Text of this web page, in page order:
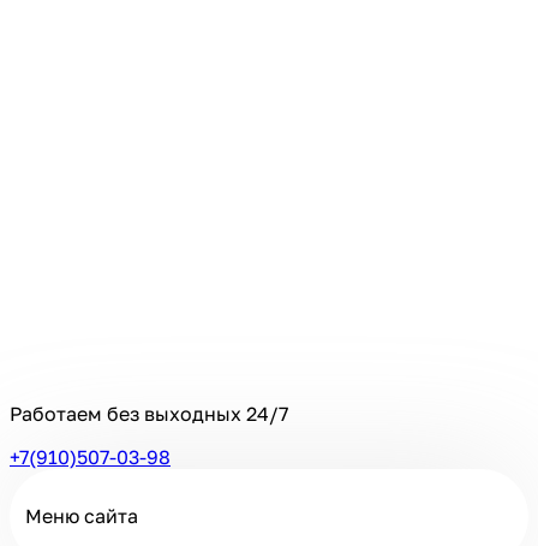
Работаем без выходных 24/7
+7(910)507-03-98
Меню сайта